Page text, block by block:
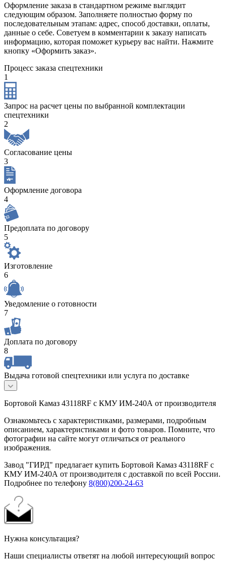
Оформление заказа в стандартном режиме выглядит
следующим образом. Заполняете полностью форму по
последовательным этапам: адрес, способ доставки, оплаты,
данные о себе. Советуем в комментарии к заказу написать
информацию, которая поможет курьеру вас найти. Нажмите
кнопку «Оформить заказ».
Процесс заказа спецтехники
1
Запрос на расчет цены по выбранной комплектации
спецтехники
2
Согласование цены
3
Оформление договора
4
Предоплата по договору
5
Изготовление
6
Уведомление о готовности
7
Доплата по договору
8
Выдача готовой спецтехники или услуга по доставке
Бортовой Камаз 43118RF c КМУ ИМ-240А от производителя
Ознакомьтесь с характеристиками, размерами, подробным
описанием, характеристиками и фото товаров. Помните, что
фотографии на сайте могут отличаться от реального
изображения.
Завод "ГИРД" предлагает купить Бортовой Камаз 43118RF c
КМУ ИМ-240А от производителя с доставкой по всей России.
Подробнее по телефону 8(800)200-24-63
Нужна консультация?
Наши специалисты ответят на любой интересующий вопрос